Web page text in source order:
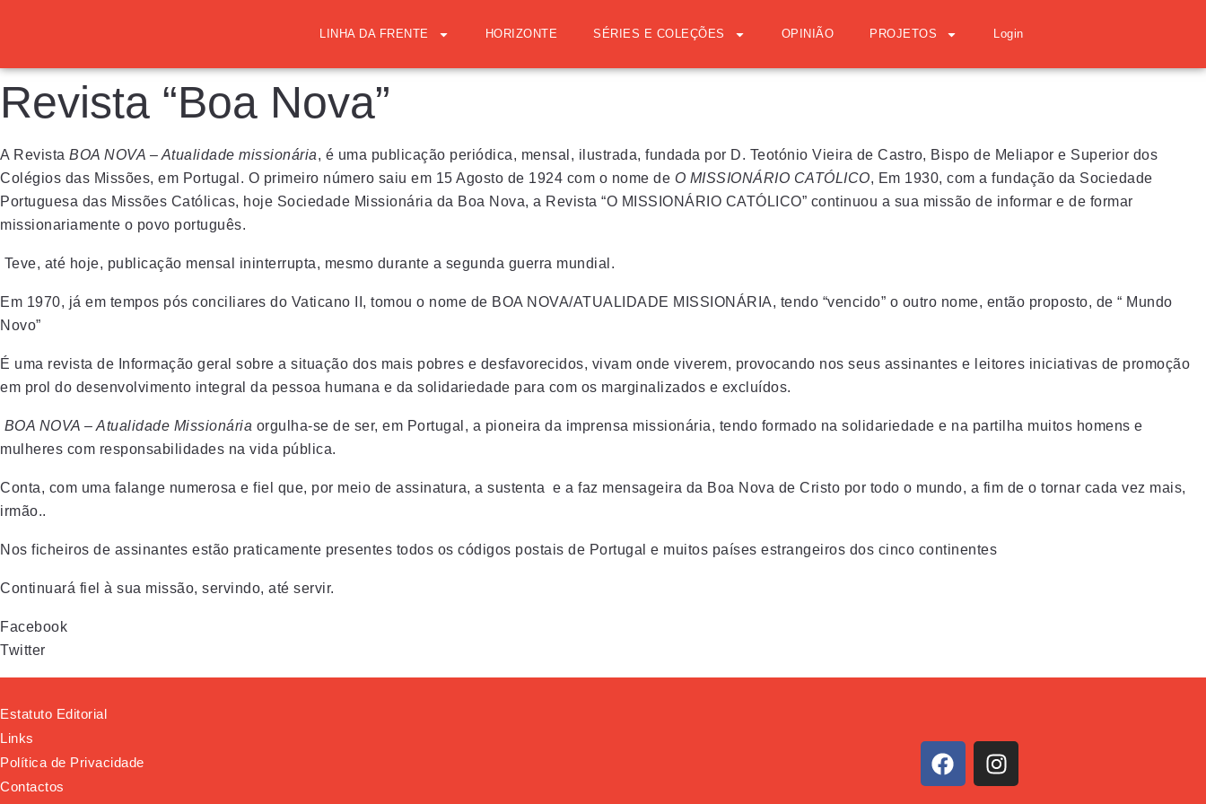
LINHA DA FRENTE HORIZONTE SÉRIES E COLEÇÕES OPINIÃO PROJETOS Login
Revista “Boa Nova”
A Revista BOA NOVA – Atualidade missionária, é uma publicação periódica, mensal, ilustrada, fundada por D. Teotónio Vieira de Castro, Bispo de Meliapor e Superior dos
Colégios das Missões, em Portugal. O primeiro número saiu em 15 Agosto de 1924 com o nome de O MISSIONÁRIO CATÓLICO, Em 1930, com a fundação da Sociedade
Portuguesa das Missões Católicas, hoje Sociedade Missionária da Boa Nova, a Revista “O MISSIONÁRIO CATÓLICO” continuou a sua missão de informar e de formar
missionariamente o povo português.
Teve, até hoje, publicação mensal ininterrupta, mesmo durante a segunda guerra mundial.
Em 1970, já em tempos pós conciliares do Vaticano II, tomou o nome de BOA NOVA/ATUALIDADE MISSIONÁRIA, tendo “vencido” o outro nome, então proposto, de “ Mundo
Novo”
É uma revista de Informação geral sobre a situação dos mais pobres e desfavorecidos, vivam onde viverem, provocando nos seus assinantes e leitores iniciativas de promoção
em prol do desenvolvimento integral da pessoa humana e da solidariedade para com os marginalizados e excluídos.
BOA NOVA – Atualidade Missionária orgulha-se de ser, em Portugal, a pioneira da imprensa missionária, tendo formado na solidariedade e na partilha muitos homens e
mulheres com responsabilidades na vida pública.
Conta, com uma falange numerosa e fiel que, por meio de assinatura, a sustenta e a faz mensageira da Boa Nova de Cristo por todo o mundo, a fim de o tornar cada vez mais,
irmão..
Nos ficheiros de assinantes estão praticamente presentes todos os códigos postais de Portugal e muitos países estrangeiros dos cinco continentes
Continuará fiel à sua missão, servindo, até servir.
Facebook
Twitter
Estatuto Editorial
Links
Política de Privacidade
Contactos